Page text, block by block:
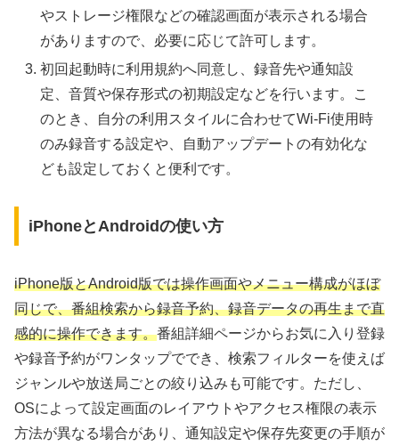
やストレージ権限などの確認画面が表示される場合
がありますので、必要に応じて許可します。
初回起動時に利用規約へ同意し、録音先や通知設
定、音質や保存形式の初期設定などを行います。こ
のとき、自分の利用スタイルに合わせてWi-Fi使用時
のみ録音する設定や、自動アップデートの有効化な
ども設定しておくと便利です。
iPhoneとAndroidの使い方
iPhone版とAndroid版では操作画面やメニュー構成がほぼ
同じで、番組検索から録音予約、録音データの再生まで直
感的に操作できます。番組詳細ページからお気に入り登録
や録音予約がワンタップででき、検索フィルターを使えば
ジャンルや放送局ごとの絞り込みも可能です。ただし、
OSによって設定画面のレイアウトやアクセス権限の表示
方法が異なる場合があり、通知設定や保存先変更の手順が